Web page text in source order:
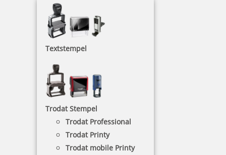
Textstempel
Trodat Stempel
Trodat Professional
Trodat Printy
Trodat mobile Printy
Taucherstempel
Der Taucherstempel ist ein praktischer Begleiter
für unterwegs, denn er passt in jede Tasche.
NACH WUNSCHSTEMPEL FILTERN
€-
€+